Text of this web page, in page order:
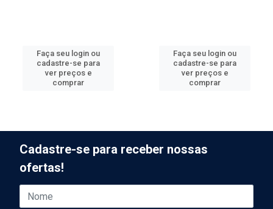
Faça seu login ou
cadastre-se para
ver preços e
comprar
Faça seu login ou
cadastre-se para
ver preços e
comprar
Cadastre-se para receber nossas
ofertas!